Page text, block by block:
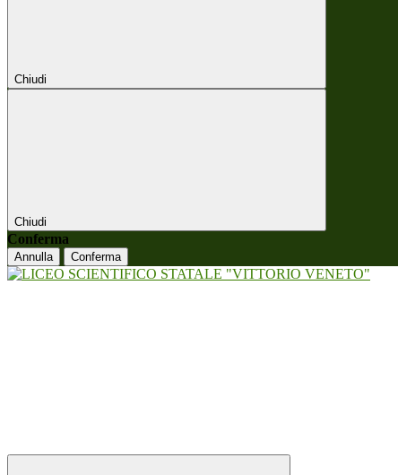
Chiudi
Chiudi
Conferma
Annulla Conferma